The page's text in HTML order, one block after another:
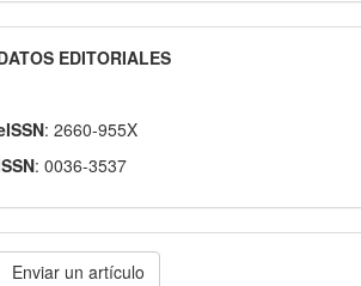
EDITORIALES
: 2660-955X
: 0036-3537
Enviar un artículo